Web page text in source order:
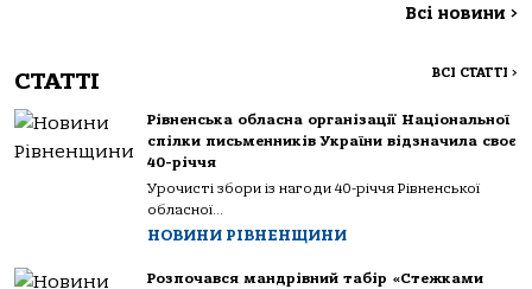
Всі новини >
СТАТТІ ВСІ СТАТТІ >
Рівненська обласна організації Національної
спілки письменників України відзначила своє
40-річчя
Урочисті збори із нагоди 40-річчя Рівненської
обласної...
НОВИНИ РІВНЕНЩИНИ
Розпочався мандрівний табір «Стежками